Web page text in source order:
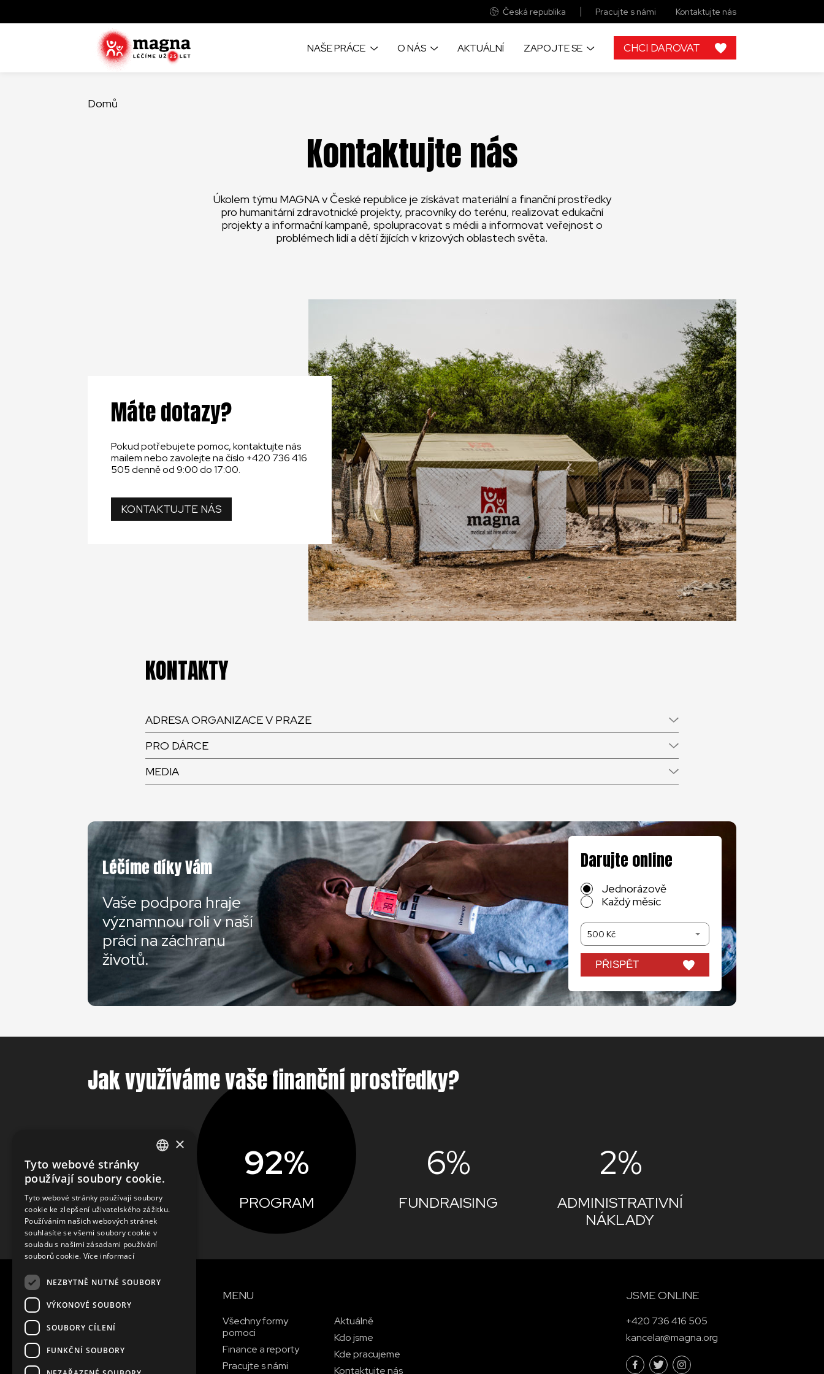
Česká republika Pracujte s námi Kontaktujte nás
NAŠE PRÁCE O NÁS AKTUÁLNÍ ZAPOJTE SE CHCI DAROVAT
Domů
Kontaktujte nás
Úkolem týmu MAGNA v České republice je získávat materiální a finanční prostředky
pro humanitární zdravotnické projekty, pracovníky do terénu, realizovat edukační
projekty a informační kampaně, spolupracovat s médii a informovat veřejnost o
problémech lidí a dětí žijících v krizových oblastech světa.
Máte dotazy?
Pokud potřebujete pomoc, kontaktujte nás
mailem nebo zavolejte na číslo +420 736 416
505 denně od 9:00 do 17:00.
KONTAKTUJTE NÁS
KONTAKTY
ADRESA ORGANIZACE V PRAZE
PRO DÁRCE
MEDIA
Léčíme díky Vám
Vaše podpora hraje
významnou roli v naší
práci na záchranu
životů.
Darujte online
Jednorázově
Každý měsíc
500 Kč
PŘISPĚT
Jak využíváme vaše finanční prostředky?
92%
PROGRAM
6%
FUNDRAISING
2%
ADMINISTRATIVNÍ
NÁKLADY
ZJISTIT VÍCE
MENU
Všechny formy
pomoci
Finance a reporty
Pracujte s námi
Aktuálně
Kdo jsme
Kde pracujeme
Kontaktujte nás
JSME ONLINE
+420 736 416 505
kancelar@magna.org
CZECH
×
Tyto webové stránky
používají soubory cookie.
Tyto webové stránky používají soubory
cookie ke zlepšení uživatelského zážitku.
Používáním našich webových stránek
souhlasíte se všemi soubory cookie v
souladu s našimi zásadami používání
souborů cookie. Více informací
NEZBYTNĚ NUTNÉ SOUBORY
VÝKONOVÉ SOUBORY
SOUBORY CÍLENÍ
FUNKČNÍ SOUBORY